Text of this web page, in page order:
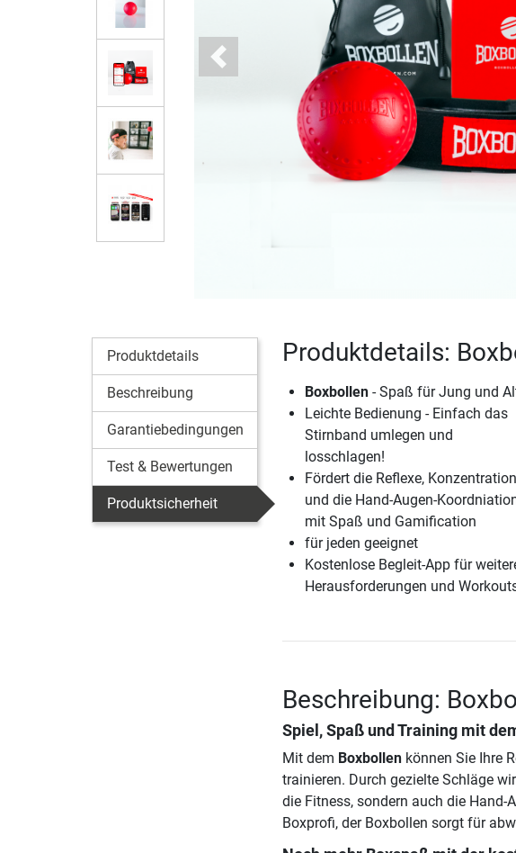
Previous
Produktdetails
Beschreibung
Garantiebedingungen
Test & Bewertungen
Produktsicherheit
Produktdetails:
Boxbollen- Spaß für Jung und
Leichte Bedienung - Einfach das
Stirnband umlegen und
losschlagen!
Fördert die Reflexe, Konzentration
und die Hand-Augen-
mit Spaß und Gamification
für jeden geeignet
Kostenlose Begleit-App für
Herausforderungen und
Beschreibung:
Spiel, Spaß und Training mit
Mit dem Boxbollenkönnen Sie Ihre
trainieren. Durch gezielte Schläge
die Fitness, sondern auch die
Boxprofi, der Boxbollen sorgt für